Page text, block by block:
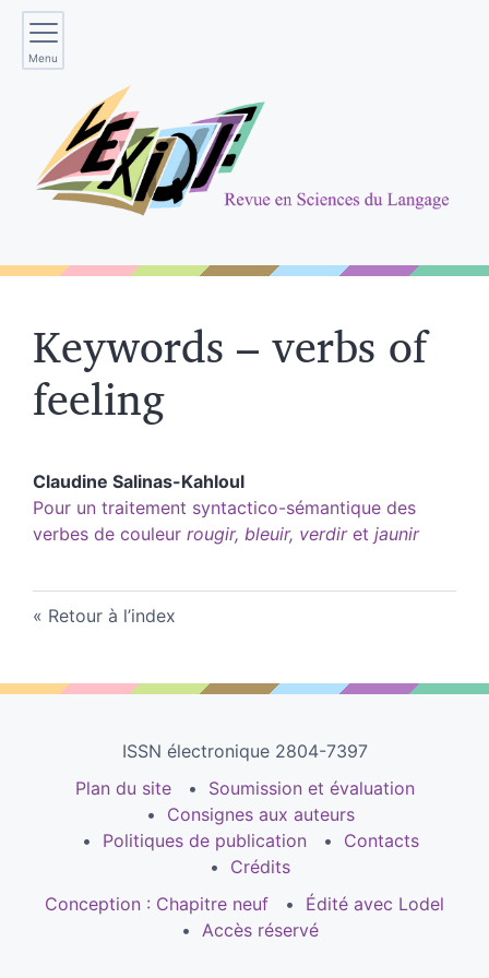
Menu
Keywords – verbs of
feeling
Claudine Salinas-Kahloul
Pour un traitement syntactico-sémantique des
verbes de couleur rougir, bleuir, verdiret jaunir
Retour à l’index
ISSN électronique 2804-7397
Plan du site
Soumission et évaluation
Consignes aux auteurs
Politiques de publication
Contacts
Crédits
Conception : Chapitre neuf
Édité avec Lodel
Accès réservé